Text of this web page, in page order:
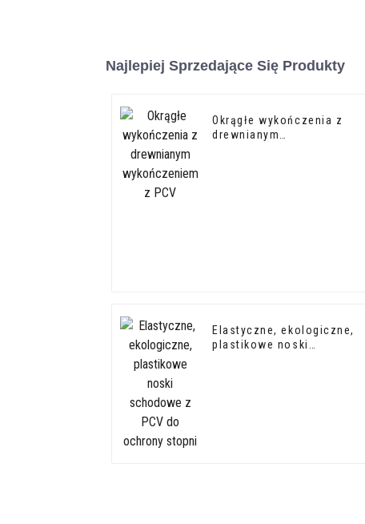
Najlepiej Sprzedające Się Produkty
Okrągłe wykończenia z
drewnianym
Elastyczne, ekologiczne,
plastikowe noski